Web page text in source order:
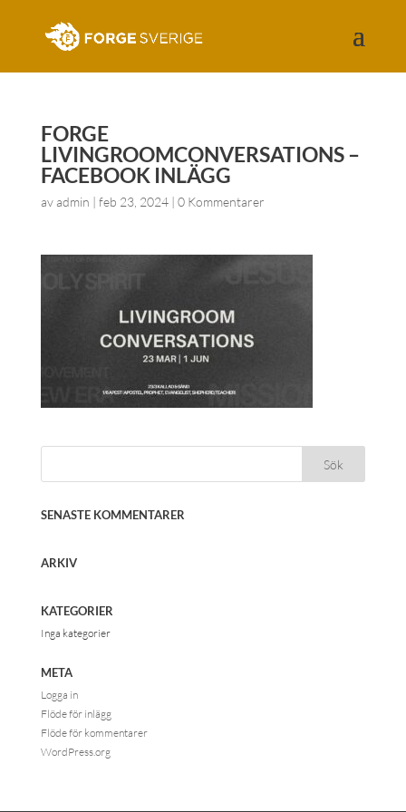
FORGE
LIVINGROOMCONVERSATIONS –
FACEBOOK INLÄGG
avadmin | feb 23, 2024| 0 Kommentarer
SENASTE KOMMENTARER
ARKIV
KATEGORIER
Inga kategorier
META
Logga in
Flöde för inlägg
Flöde för kommentarer
WordPress.org